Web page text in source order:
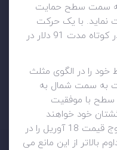
کند و به سمت سطح حمایت
94-95 دلار حرکت نماید. با یک حرکت
پایدار به زیر این سد، فروشندگان در کوتاه مدت 91 دلار در
خود را در الگوی مثلث
به سمت شمال به
سطح با موفقیت
خود خواهند
نشست، و آنها را آماده می کند تا اوج قیمت 18 آوریل را در
بالاتر از این مانع می